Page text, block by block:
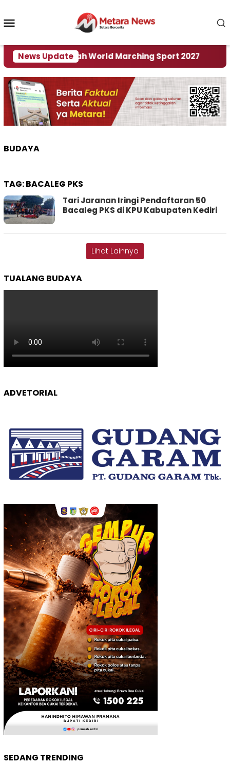
konten
News Update
Tuan Rumah World Marching Sport 2027
BUDAYA
TAG:BACALEG PKS
Tari Jaranan Iringi Pendaftaran 50
Bacaleg PKS di KPU Kabupaten Kediri
Lihat Lainnya
TUALANG BUDAYA
ADVETORIAL
SEDANG TRENDING